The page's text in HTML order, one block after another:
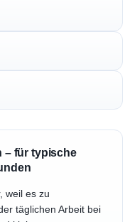
– für typische
weil es zu
täglichen Arbeit bei